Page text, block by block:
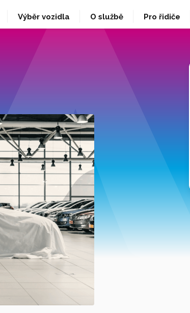
Výběr vozidla O službě Pro řidiče